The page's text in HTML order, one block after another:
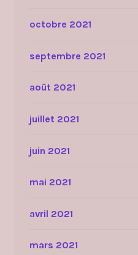
octobre 2021
septembre 2021
août 2021
juillet 2021
juin 2021
mai 2021
avril 2021
mars 2021